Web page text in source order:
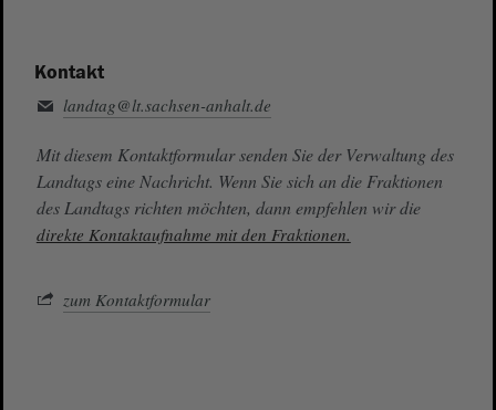
Kontakt
landtag@lt.sachsen-anhalt.de
Mit diesem Kontaktformular senden Sie der Verwaltung des
Landtags eine Nachricht. Wenn Sie sich an die Fraktionen
des Landtags richten möchten, dann empfehlen wir die
direkte Kontaktaufnahme mit den Fraktionen.
zum Kontaktformular